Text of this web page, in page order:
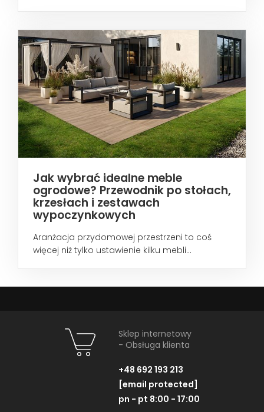
Jak wybrać idealne meble
ogrodowe? Przewodnik po stołach,
krzesłach i zestawach
wypoczynkowych
Aranżacja przydomowej przestrzeni to coś
więcej niż tylko ustawienie kilku mebli...
Sklep internetowy
- Obsługa klienta
+48 692 193 213
[email protected]
pn - pt 8:00 - 17:00